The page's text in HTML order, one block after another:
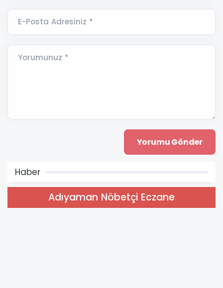
E-Posta Adresiniz *
Yorumunuz *
Haber
Adıyaman Nöbetçi Eczane